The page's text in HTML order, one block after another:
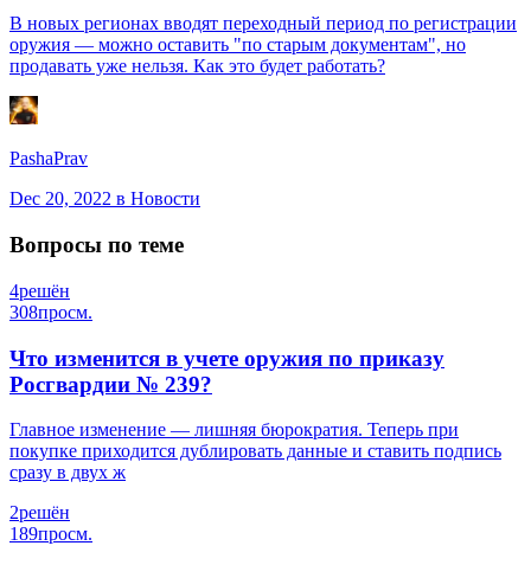
В новых регионах вводят переходный период по регистрации
оружия — можно оставить "по старым документам", но
продавать уже нельзя. Как это будет работать?
PashaPrav
Dec 20, 2022 в Новости
Вопросы по теме
4решён
308просм.
Что изменится в учете оружия по приказу
Росгвардии № 239?
Главное изменение — лишняя бюрократия. Теперь при
покупке приходится дублировать данные и ставить подпись
сразу в двух ж
2решён
189просм.